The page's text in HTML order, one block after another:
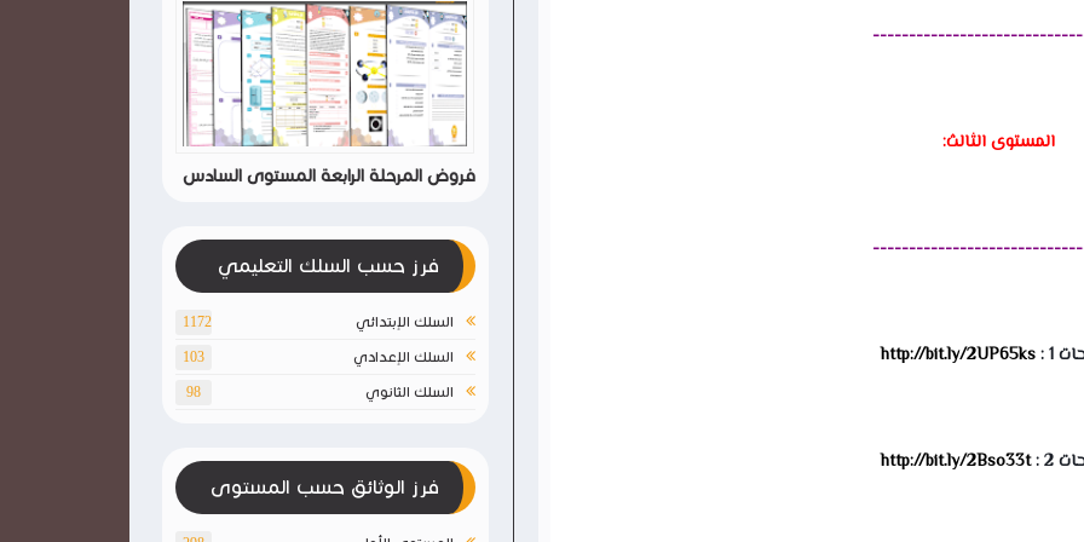
المستوى الثالث:
1 :
http://bit.ly/2UP65ks
2 :
http://bit.ly/2Bso33t
فروض المرحلة الرابعة المستوى السادس
فرز حسب السلك التعليمي
السلك الإبتدائي 1172
السلك الإعدادي 103
السلك الثانوي 98
فرز الوثائق حسب المستوى